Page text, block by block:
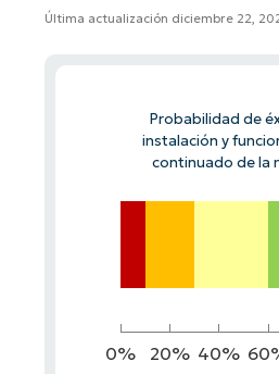
Última actualización diciembre 22,
Probabilidad de
instalación y
continuado de la
0% 20% 40%